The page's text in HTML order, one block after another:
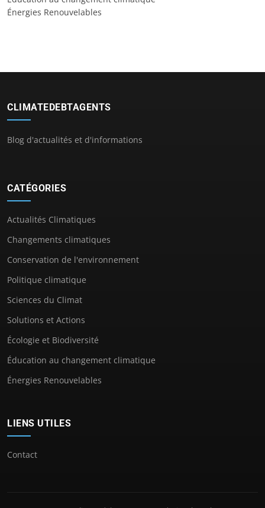
Énergies Renouvelables
CLIMATEDEBTAGENTS
Blog d'actualités et d'informations
CATÉGORIES
Actualités Climatiques
Changements climatiques
Conservation de l'environnement
Politique climatique
Sciences du Climat
Solutions et Actions
Écologie et Biodiversité
Éducation au changement climatique
Énergies Renouvelables
LIENS UTILES
Contact